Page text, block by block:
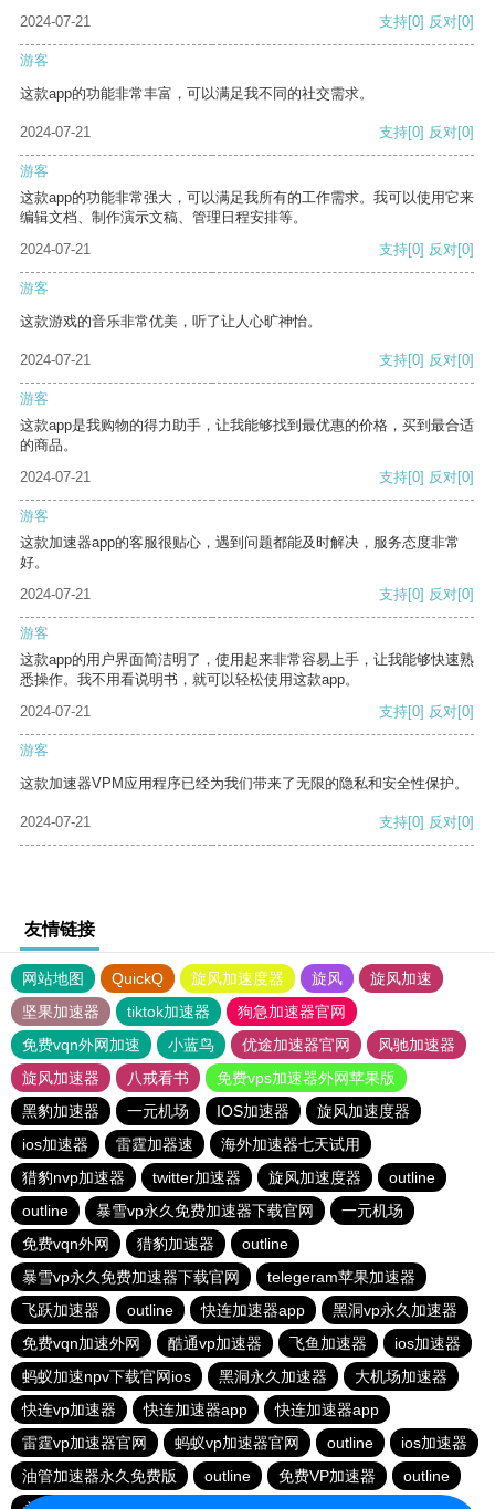
2024-07-21
支持[0] 反对[0]
游客
这款app的功能非常丰富，可以满足我不同的社交需求。
2024-07-21 支持[0] 反对[0]
游客
这款app的功能非常强大，可以满足我所有的工作需求。我可以使用它来
编辑文档、制作演示文稿、管理日程安排等。
2024-07-21
支持[0] 反对[0]
游客
这款游戏的音乐非常优美，听了让人心旷神怡。
2024-07-21 支持[0] 反对[0]
游客
这款app是我购物的得力助手，让我能够找到最优惠的价格，买到最合适
的商品。
2024-07-21
支持[0] 反对[0]
游客
这款加速器app的客服很贴心，遇到问题都能及时解决，服务态度非常
好。
2024-07-21
支持[0] 反对[0]
游客
这款app的用户界面简洁明了，使用起来非常容易上手，让我能够快速熟
悉操作。我不用看说明书，就可以轻松使用这款app。
2024-07-21
支持[0] 反对[0]
游客
这款加速器VPM应用程序已经为我们带来了无限的隐私和安全性保护。
2024-07-21 支持[0] 反对[0]
友情链接
网站地图 QuickQ 旋风加速度器 旋风
旋风加速
坚果加速器
tiktok加速器
狗急加速器官网
免费vqn外网加速
小蓝鸟 优途加速器官网
风驰加速器
旋风加速器
八戒看书
免费vps加速器外网苹果版
黑豹加速器
一元机场 IOS加速器
旋风加速度器
ios加速器
雷霆加器速
海外加速器七天试用
猎豹nvp加速器
twitter加速器 旋风加速度器
outline
outline
暴雪vp永久免费加速器下载官网
一元机场
免费vqn外网
猎豹加速器
outline
暴雪vp永久免费加速器下载官网
telegeram苹果加速器
飞跃加速器
outline 快连加速器app
黑洞vp永久加速器
免费vqn加速外网
酷通vp加速器 飞鱼加速器
ios加速器
蚂蚁加速npv下载官网ios
黑洞永久加速器
大机场加速器
快连vp加速器
快连加速器app
快连加速器app
雷霆vp加速器官网
蚂蚁vp加速器官网 outline
ios加速器
油管加速器永久免费版
outline 免费VP加速器
outline